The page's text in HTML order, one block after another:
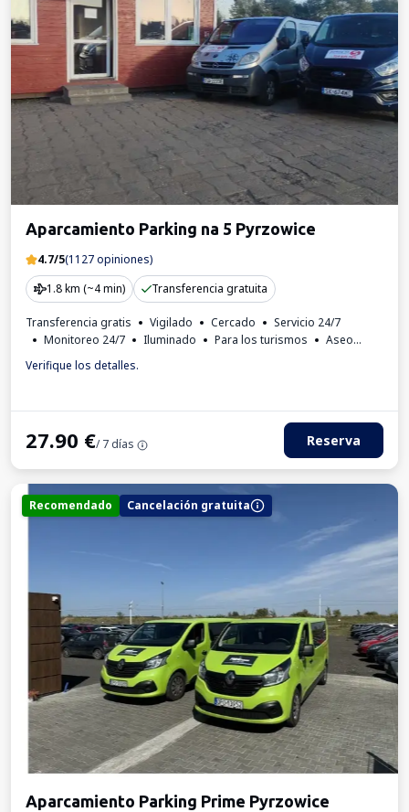
Aparcamiento Parking na 5 Pyrzowice
4.7/5(1127 opiniones)
1.8 km (~4 min)
Transferencia gratuita
Transferencia gratis Vigilado Cercado
Servicio 24/7
Monitoreo 24/7
Iluminado Para los turismos
Aseo
Invoice from the car park
Verifique los detalles.
27.90 €/ 7 días Reserva
Recomendado Cancelación gratuita
Aparcamiento Parking Prime Pyrzowice